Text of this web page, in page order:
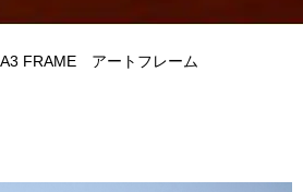
A3 FRAME アートフレーム